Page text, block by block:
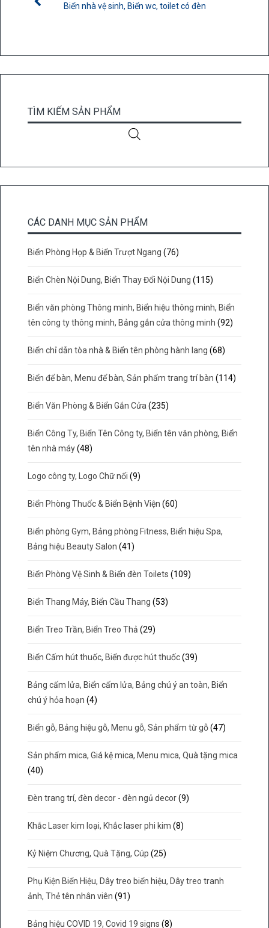
Biển nhà vệ sinh, Biển wc, toilet có đèn
TÌM KIẾM SẢN PHẨM
CÁC DANH MỤC SẢN PHẨM
Biển Phòng Họp & Biển Trượt Ngang (76)
Biển Chèn Nội Dung, Biển Thay Đổi Nội Dung (115)
Biển văn phòng Thông minh, Biển hiệu thông minh, Biển
tên công ty thông minh, Bảng gắn cửa thông minh (92)
Biển chỉ dẫn tòa nhà & Biển tên phòng hành lang (68)
Biển để bàn, Menu để bàn, Sản phẩm trang trí bàn (114)
Biển Văn Phòng & Biển Gắn Cửa (235)
Biển Công Ty, Biển Tên Công ty, Biển tên văn phòng, Biển
tên nhà máy (48)
Logo công ty, Logo Chữ nổi (9)
Biển Phòng Thuốc & Biển Bệnh Viện (60)
Biển phòng Gym, Bảng phòng Fitness, Biển hiệu Spa,
Bảng hiệu Beauty Salon (41)
Biển Phòng Vệ Sinh & Biển đèn Toilets (109)
Biển Thang Máy, Biển Cầu Thang (53)
Biển Treo Trần, Biển Treo Thả (29)
Biển Cấm hút thuốc, Biển được hút thuốc (39)
Bảng cấm lửa, Biển cấm lửa, Bảng chú ý an toàn, Biển
chú ý hỏa hoạn (4)
Biển gỗ, Bảng hiệu gỗ, Menu gỗ, Sản phẩm từ gỗ (47)
Sản phẩm mica, Giá kệ mica, Menu mica, Quà tặng mica
(40)
Đèn trang trí, đèn decor - đèn ngủ decor (9)
Khắc Laser kim loại, Khắc laser phi kim (8)
Kỷ Niệm Chương, Quà Tặng, Cúp (25)
Phụ Kiện Biển Hiệu, Dây treo biển hiệu, Dây treo tranh
ảnh, Thẻ tên nhân viên (91)
Bảng hiệu COVID 19, Covid 19 signs (8)